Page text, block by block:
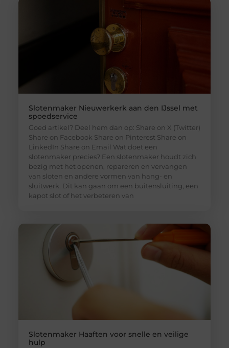
Slotenmaker Nieuwerkerk aan den IJssel met
spoedservice
Goed artikel? Deel hem dan op: Share on X (Twitter)
Share on Facebook Share on Pinterest Share on
LinkedIn Share on Email Wat doet een
slotenmaker precies? Een slotenmaker houdt zich
bezig met het openen, repareren en vervangen
van sloten en andere vormen van hang- en
sluitwerk. Dit kan gaan om een buitensluiting, een
kapot slot of het verbeteren van
Slotenmaker Haaften voor snelle en veilige
hulp